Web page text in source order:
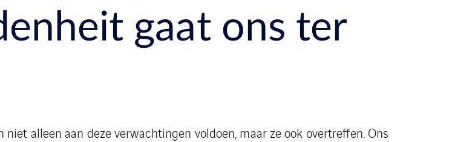
gaat ons ter
alleen aan deze verwachtingen voldoen, maar ze ook overtreffen. Ons